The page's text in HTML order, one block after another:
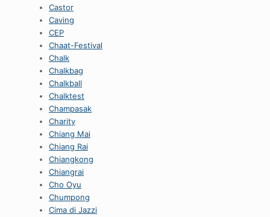
Castor
Caving
CEP
Chaat-Festival
Chalk
Chalkbag
Chalkball
Chalktest
Champasak
Charity
Chiang Mai
Chiang Rai
Chiangkong
Chiangrai
Cho Oyu
Chumpong
Cima di Jazzi